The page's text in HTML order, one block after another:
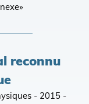
reconnu
- 2015 -